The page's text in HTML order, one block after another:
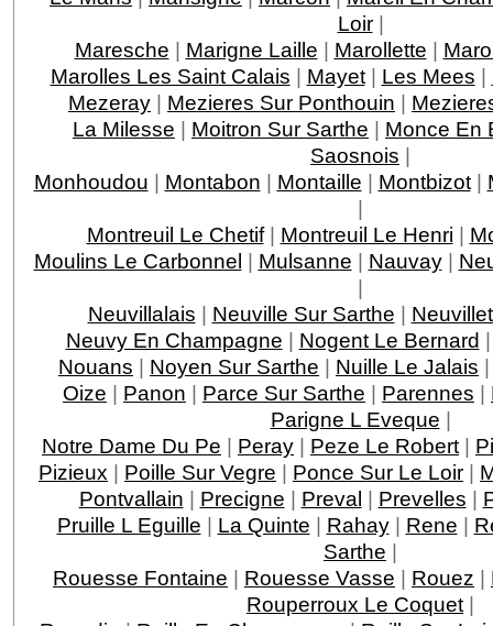
Loir|
Maresche | Marigne Laille | Marollette |
Marolles Les Saint Calais | Mayet| Les Mees |
Mezeray | Mezieres Sur Ponthouin |
La Milesse | Moitron Sur Sarthe | Monce En
Saosnois |
Monhoudou | Montabon | Montaille | Montbizot|
|
Montreuil Le Chetif| Montreuil Le Henri |
Moulins Le Carbonnel | Mulsanne | Nauvay|
|
Neuvillalais | Neuville Sur Sarthe |
Neuvy En Champagne | Nogent Le Bernard
Nouans | Noyen Sur Sarthe | Nuille Le Jalais
Oize | Panon | Parce Sur Sarthe | Parennes |
Parigne L Eveque |
Notre Dame Du Pe | Peray | Peze Le Robert |
Pizieux | Poille Sur Vegre | Ponce Sur Le Loir |
Pontvallain | Precigne | Preval | Prevelles |
Pruille L Eguille | La Quinte | Rahay| Rene |
Sarthe |
Rouesse Fontaine | Rouesse Vasse | Rouez |
Rouperroux Le Coquet |